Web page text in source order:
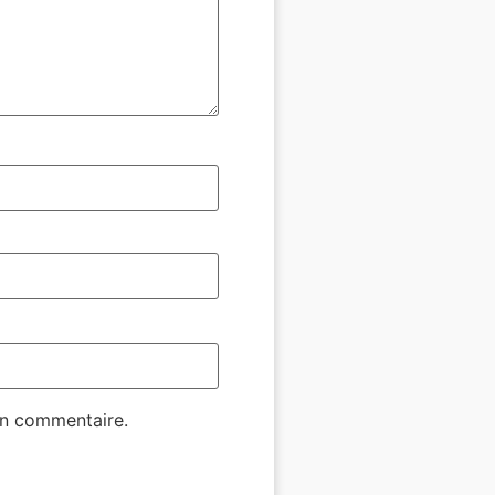
commentaire.